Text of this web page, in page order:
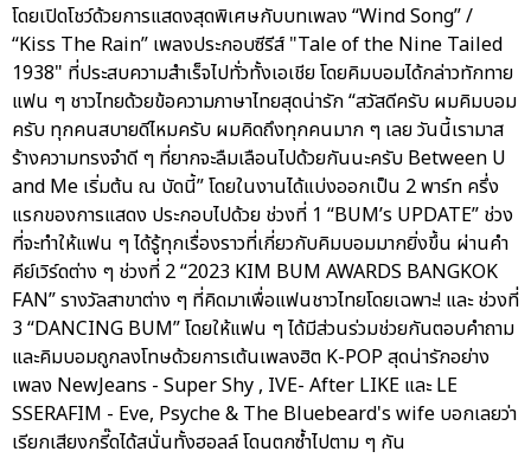
โดยเปิดโชว์ด้วยการแสดงสุดพิเศษกับบทเพลง “Wind Song” /
“Kiss The Rain” เพลงประกอบซีรีส์ "Tale of the Nine Tailed
1938" ที่ประสบความสำเร็จไปทั่วทั้งเอเชีย โดยคิมบอมได้กล่าวทักทาย
แฟน ๆ ชาวไทยด้วยข้อความภาษาไทยสุดน่ารัก “สวัสดีครับ ผมคิมบอม
ครับ ทุกคนสบายดีไหมครับ ผมคิดถึงทุกคนมาก ๆ เลย วันนี้เรามาส
ร้างความทรงจำดี ๆ ที่ยากจะลืมเลือนไปด้วยกันนะครับ Between U
and Me เริ่มต้น ณ บัดนี้” โดยในงานได้แบ่งออกเป็น 2 พาร์ท ครึ่ง
แรกของการแสดง ประกอบไปด้วย ช่วงที่ 1 “BUM’s UPDATE” ช่วง
ที่จะทำให้แฟน ๆ ได้รู้ทุกเรื่องราวที่เกี่ยวกับคิมบอมมากยิ่งขึ้น ผ่านคำ
คีย์เวิร์ดต่าง ๆ ช่วงที่ 2 “2023 KIM BUM AWARDS BANGKOK
FAN” รางวัลสาขาต่าง ๆ ที่คิดมาเพื่อแฟนชาวไทยโดยเฉพาะ! และ ช่วงที่
3 “DANCING BUM” โดยให้แฟน ๆ ได้มีส่วนร่วมช่วยกันตอบคำถาม
และคิมบอมถูกลงโทษด้วยการเต้นเพลงฮิต K-POP สุดน่ารักอย่าง
เพลง NewJeans - Super Shy , IVE- After LIKE และ LE
SSERAFIM - Eve, Psyche & The Bluebeard's wife บอกเลยว่า
เรียกเสียงกรี๊ดได้สนั่นทั้งฮอลล์ โดนตกซ้ำไปตาม ๆ กัน